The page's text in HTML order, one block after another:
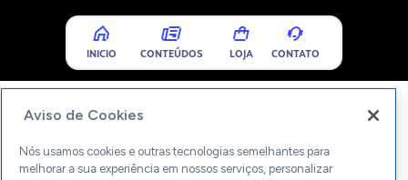
INICIO CONTEÚDOS LOJA CONTATO
Aviso de Cookies
Nós usamos cookies e outras tecnologias semelhantes para
melhorar a sua experiência em nossos serviços, personalizar